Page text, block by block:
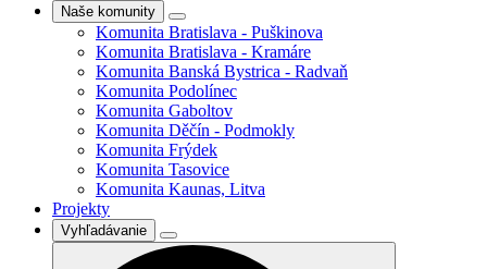
Naše komunity
Komunita Bratislava - Puškinova
Komunita Bratislava - Kramáre
Komunita Banská Bystrica - Radvaň
Komunita Podolínec
Komunita Gaboltov
Komunita Děčín - Podmokly
Komunita Frýdek
Komunita Tasovice
Komunita Kaunas, Litva
Projekty
Vyhľadávanie
Search